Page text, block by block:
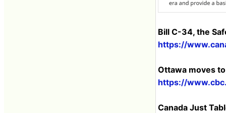
Bill C-34, the
https://
Ottawa moves
https://
Canada Just